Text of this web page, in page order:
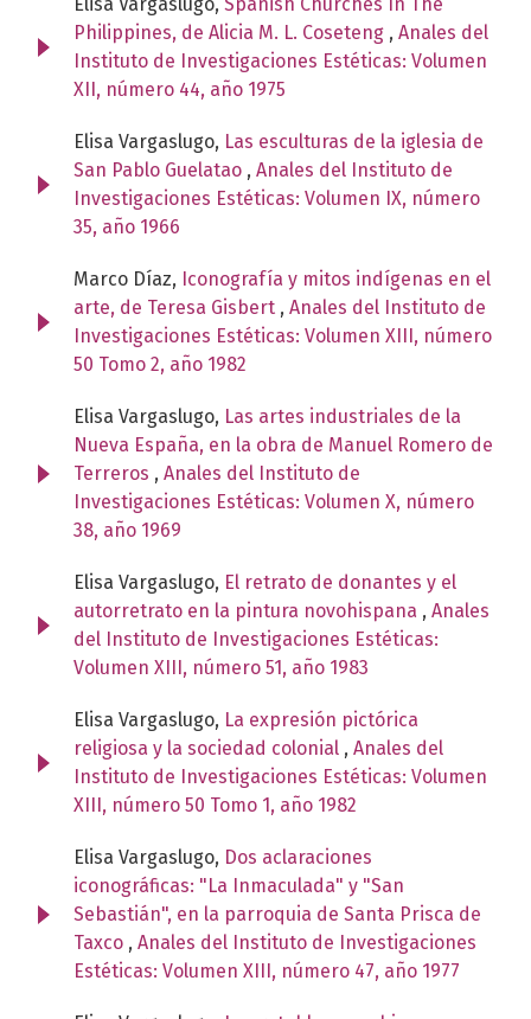
Philippines, de Alicia M. L. Coseteng , Anales del
Instituto de Investigaciones Estéticas: Volumen
XII, número 44, año 1975
Elisa Vargaslugo, Las esculturas de la iglesia de
San Pablo Guelatao , Anales del Instituto de
Investigaciones Estéticas: Volumen IX, número
35, año 1966
Marco Díaz, Iconografía y mitos indígenas en el
arte, de Teresa Gisbert , Anales del Instituto de
Investigaciones Estéticas: Volumen XIII, número
50 Tomo 2, año 1982
Elisa Vargaslugo, Las artes industriales de la
Nueva España, en la obra de Manuel Romero de
Terreros , Anales del Instituto de
Investigaciones Estéticas: Volumen X, número
38, año 1969
Elisa Vargaslugo, El retrato de donantes y el
autorretrato en la pintura novohispana , Anales
del Instituto de Investigaciones Estéticas:
Volumen XIII, número 51, año 1983
Elisa Vargaslugo, La expresión pictórica
religiosa y la sociedad colonial , Anales del
Instituto de Investigaciones Estéticas: Volumen
XIII, número 50 Tomo 1, año 1982
Elisa Vargaslugo, Dos aclaraciones
iconográficas: "La Inmaculada" y "San
Sebastián", en la parroquia de Santa Prisca de
Taxco , Anales del Instituto de Investigaciones
Estéticas: Volumen XIII, número 47, año 1977